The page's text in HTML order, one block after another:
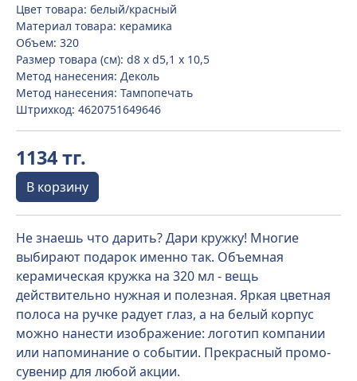
Цвет товара: белый/красный
Материал товара: керамика
Объем: 320
Размер товара (см): d8 х d5,1 х 10,5
Метод нанесения: Деколь
Метод нанесения: Тампопечать
Штрихкод: 4620751649646
1134 тг.
В корзину
Не знаешь что дарить? Дари кружку! Многие
выбирают подарок именно так. Объемная
керамическая кружка на 320 мл - вещь
действительно нужная и полезная. Яркая цветная
полоса на ручке радует глаз, а на белый корпус
можно нанести изображение: логотип компании
или напоминание о событии. Прекрасный промо-
сувенир для любой акции.